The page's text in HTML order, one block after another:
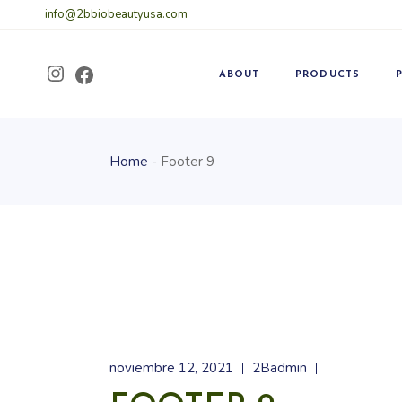
info@2bbiobeautyusa.com
ABOUT PRODUCTS
Home Footer 9
noviembre 12, 2021 2Badmin